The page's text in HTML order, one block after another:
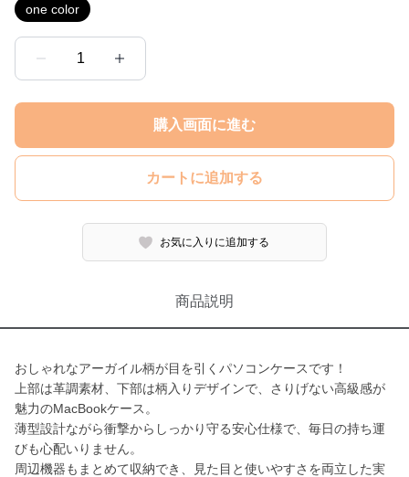
one color
1
購入画面に進む
カートに追加する
お気に入りに追加する
商品説明
おしゃれなアーガイル柄が目を引くパソコンケースです！
上部は革調素材、下部は柄入りデザインで、さりげない高級感が
魅力のMacBookケース。
薄型設計ながら衝撃からしっかり守る安心仕様で、毎日の持ち運
びも心配いりません。
周辺機器もまとめて収納でき、見た目と使いやすさを両立した実